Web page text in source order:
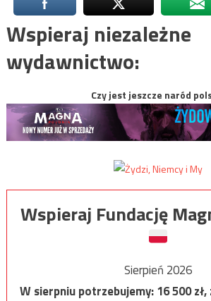
Wspieraj niezależne
wydawnictwo:
Czy jest jeszcze naród
Wspieraj Fundację
Sierpień 2026
W sierpniu potrzebujemy:16 500